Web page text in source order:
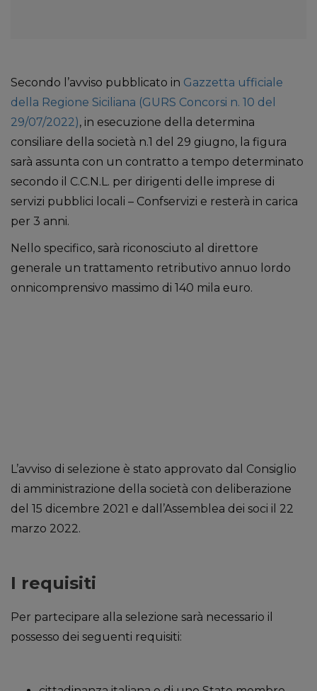
Secondo l’avviso pubblicato in Gazzetta ufficiale
della Regione Siciliana (GURS Concorsi n. 10 del
29/07/2022), in esecuzione della determina
consiliare della società n.1 del 29 giugno, la figura
sarà assunta con un contratto a tempo determinato
secondo il C.C.N.L. per dirigenti delle imprese di
servizi pubblici locali – Confservizi e resterà in carica
per 3 anni.
Nello specifico, sarà riconosciuto al direttore
generale un trattamento retributivo annuo lordo
onnicomprensivo massimo di 140 mila euro.
L’avviso di selezione è stato approvato dal Consiglio
di amministrazione della società con deliberazione
del 15 dicembre 2021 e dall’Assemblea dei soci il 22
marzo 2022.
I requisiti
Per partecipare alla selezione sarà necessario il
possesso dei seguenti requisiti: